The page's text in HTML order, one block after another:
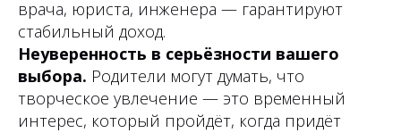
врача, юриста, инженера — гарантируют
стабильный доход.
Неуверенность в серьёзности вашего
выбора. Родители могут думать, что
творческое увлечение — это временный
интерес, который пройдёт, когда придёт